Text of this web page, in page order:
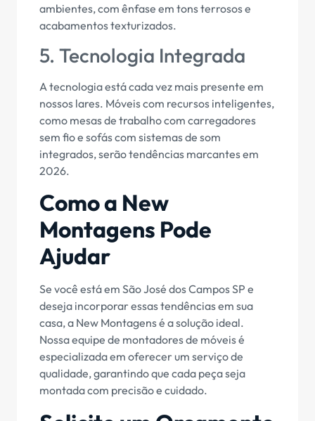
ambientes, com ênfase em tons terrosos e
acabamentos texturizados.
5. Tecnologia Integrada
A tecnologia está cada vez mais presente em
nossos lares. Móveis com recursos inteligentes,
como mesas de trabalho com carregadores
sem fio e sofás com sistemas de som
integrados, serão tendências marcantes em
2026.
Como a New
Montagens Pode
Ajudar
Se você está em São José dos Campos SP e
deseja incorporar essas tendências em sua
casa, a New Montagens é a solução ideal.
Nossa equipe de montadores de móveis é
especializada em oferecer um serviço de
qualidade, garantindo que cada peça seja
montada com precisão e cuidado.